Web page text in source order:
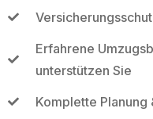
Erfahrene
unterstützen Sie
Komplette